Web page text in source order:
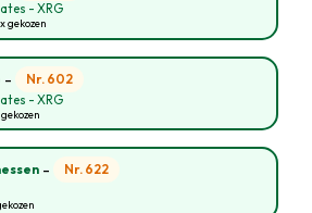
- XRG
gekozen
- Nr. 602
- XRG
- Nr. 622